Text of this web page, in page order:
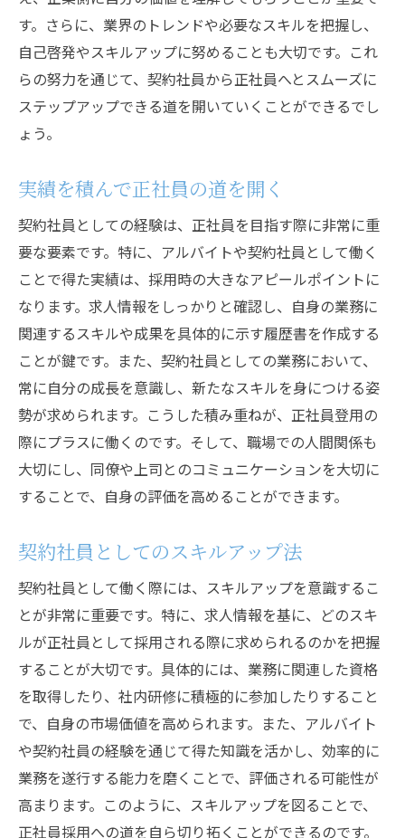
す。さらに、業界のトレンドや必要なスキルを把握し、
自己啓発やスキルアップに努めることも大切です。これ
らの努力を通じて、契約社員から正社員へとスムーズに
ステップアップできる道を開いていくことができるでし
ょう。
実績を積んで正社員の道を開く
契約社員としての経験は、正社員を目指す際に非常に重
要な要素です。特に、アルバイトや契約社員として働く
ことで得た実績は、採用時の大きなアピールポイントに
なります。求人情報をしっかりと確認し、自身の業務に
関連するスキルや成果を具体的に示す履歴書を作成する
ことが鍵です。また、契約社員としての業務において、
常に自分の成長を意識し、新たなスキルを身につける姿
勢が求められます。こうした積み重ねが、正社員登用の
際にプラスに働くのです。そして、職場での人間関係も
大切にし、同僚や上司とのコミュニケーションを大切に
することで、自身の評価を高めることができます。
契約社員としてのスキルアップ法
契約社員として働く際には、スキルアップを意識するこ
とが非常に重要です。特に、求人情報を基に、どのスキ
ルが正社員として採用される際に求められるのかを把握
することが大切です。具体的には、業務に関連した資格
を取得したり、社内研修に積極的に参加したりすること
で、自身の市場価値を高められます。また、アルバイト
や契約社員の経験を通じて得た知識を活かし、効率的に
業務を遂行する能力を磨くことで、評価される可能性が
高まります。このように、スキルアップを図ることで、
正社員採用への道を自ら切り拓くことができるのです。